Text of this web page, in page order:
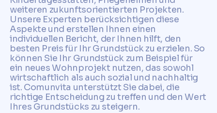
weiteren zukunftsorientierten Projekten.
Unsere Experten berücksichtigen diese
Aspekte und erstellen Ihnen einen
individuellen Bericht, der Ihnen hilft, den
besten Preis für Ihr Grundstück zu erzielen. So
können Sie Ihr Grundstück zum Beispiel für
ein neues Wohnprojekt nutzen, das sowohl
wirtschaftlich als auch sozial und nachhaltig
ist. Comunvita unterstützt Sie dabei, die
richtige Entscheidung zu treffen und den Wert
Ihres Grundstücks zu steigern.